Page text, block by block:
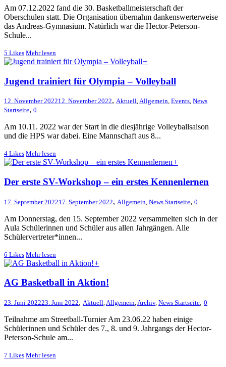
Am 07.12.2022 fand die 30. Basketballmeisterschaft der
Oberschulen statt. Die Organisation übernahm dankenswerterweise
das Andreas-Gymnasium. Natürlich war die Hector-Peterson-
Schule...
5 Likes Mehr lesen
+
Jugend trainiert für Olympia – Volleyball
12. November 202212. November 2022, Aktuell,Allgemein, Events, News
Startseite, 0
Am 10.11. 2022 war der Start in die diesjährige Volleyballsaison
und die HPS war dabei. Eine Mannschaft aus 8...
4 Likes Mehr lesen
+
Der erste SV-Workshop – ein erstes Kennenlernen
17. September 202217. September 2022, Allgemein News Startseite, 0
Am Donnerstag, den 15. September 2022 versammelten sich in der
Aula Schülerinnen und Schüler aus allen Jahrgängen. Alle
Schülervertreter*innen...
6 Likes Mehr lesen
+
AG Basketball in Aktion!
23. Juni 202223. Juni 2022, Aktuell,Allgemein,Archiv, News Startseite, 0
Teilnahme am Streetball-Turnier Am 23.06.22 haben einige
Schülerinnen und Schüler des 7., 8. und 9. Jahrgangs der Hector-
Peterson-Schule am...
7 Likes Mehr lesen